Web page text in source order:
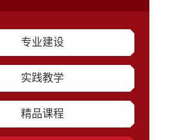
专业建设
实践教学
精品课程